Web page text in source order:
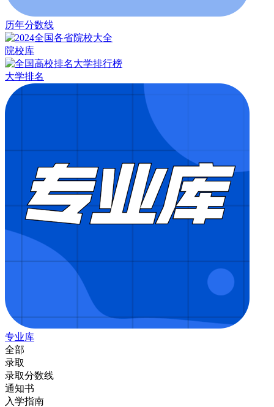
历年分数线
院校库
大学排名
专业库
全部
录取
录取分数线
通知书
入学指南